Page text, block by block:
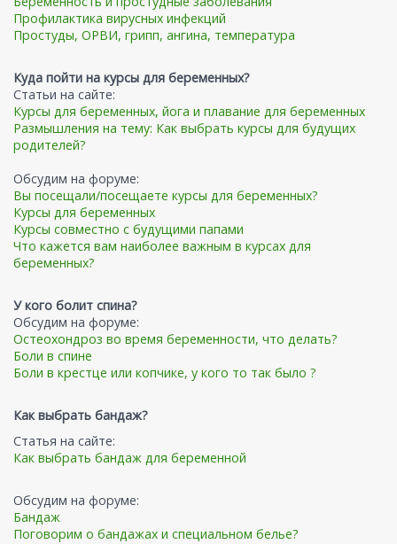
Профилактика вирусных инфекций
Простуды, ОРВИ, грипп, ангина, температура
Куда пойти на курсы для беременных?
Статьи на сайте:
Курсы для беременных, йога и плавание для беременных
Размышления на тему: Как выбрать курсы для будущих
родителей?
Обсудим на форуме:
Вы посещали/посещаете курсы для беременных?
Курсы для беременных
Курсы совместно с будущими папами
Что кажется вам наиболее важным в курсах для
беременных?
У кого болит спина?
Обсудим на форуме:
Остеохондроз во время беременности, что делать?
Боли в спине
Боли в крестце или копчике, у кого то так было ?
Как выбрать бандаж?
Статья на сайте:
Как выбрать бандаж для беременной
Обсудим на форуме:
Бандаж
Поговорим о бандажах и специальном белье?